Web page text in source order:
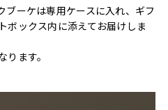
ブーケは専用ケースに入れ、ギフ
ボックス内に添えてお届けしま
ます。